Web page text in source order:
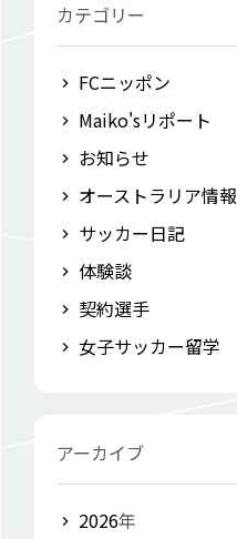
カテゴリー
FCニッポン
Maiko'sリポート
お知らせ
オーストラリア情報
サッカー日記
体験談
契約選手
女子サッカー留学
アーカイブ
2026年